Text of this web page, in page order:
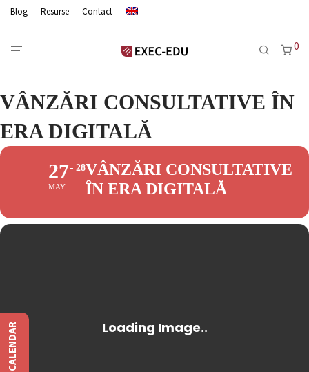
Blog Resurse Contact
0
VÂNZĂRI CONSULTATIVE ÎN
ERA DIGITALĂ
27
MAY
28VÂNZĂRI CONSULTATIVE
ÎN ERA DIGITALĂ
CALENDAR